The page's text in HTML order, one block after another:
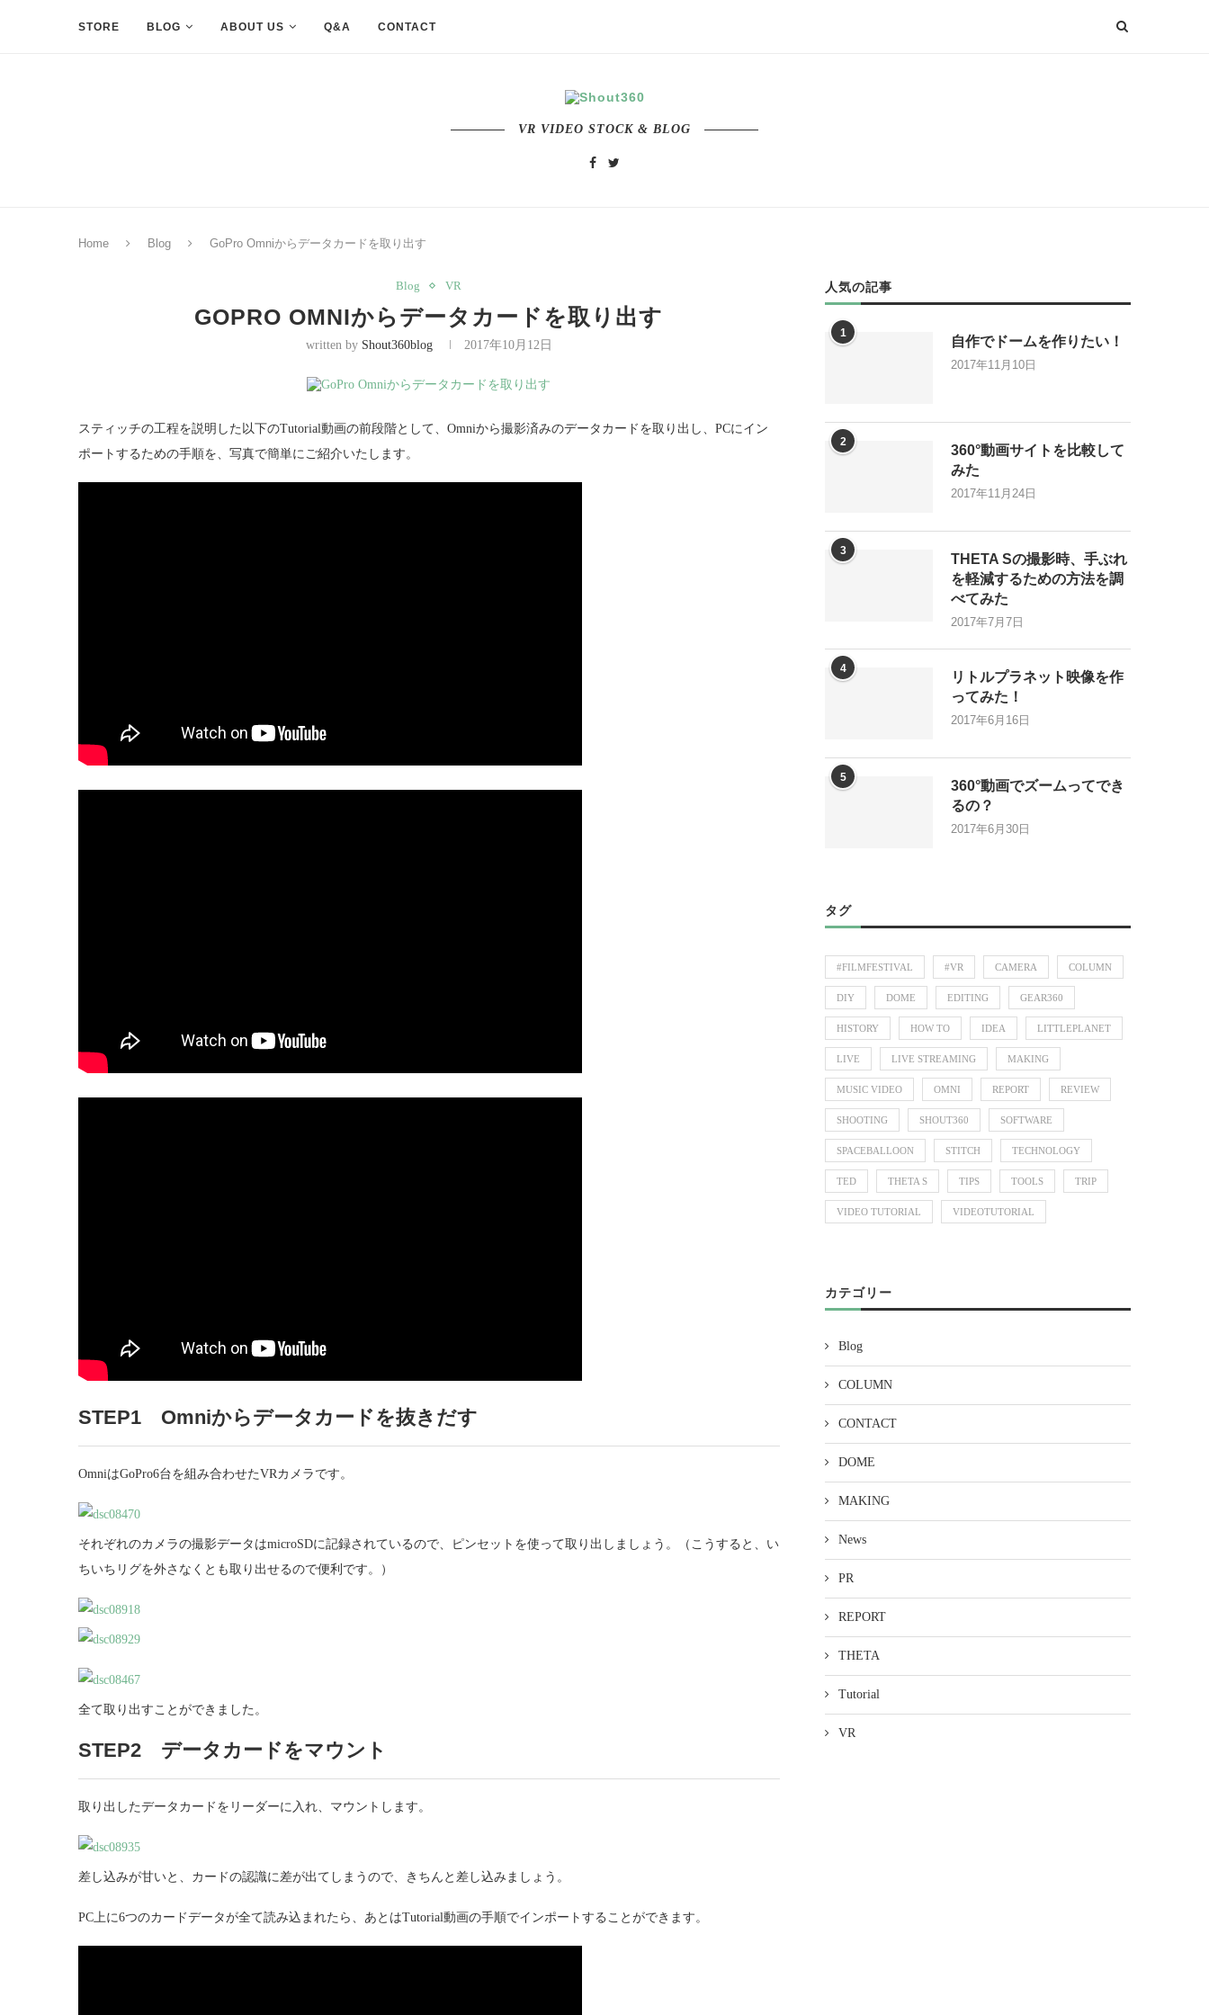
STORE BLOG ABOUT US Q&A CONTACT
VR VIDEO STOCK & BLOG
Home Blog GoPro Omniからデータカードを取り出す
Blog VR
GOPRO OMNIからデータカードを取り出す
written by Shout360blog 2017年10月12日
スティッチの工程を説明した以下のTutorial動画の前段階として、Omniから撮影済みのデータカードを取り出し、PCにイン
ポートするための手順を、写真で簡単にご紹介いたします。
STEP1 Omniからデータカードを抜きだす
OmniはGoPro6台を組み合わせたVRカメラです。
それぞれのカメラの撮影データはmicroSDに記録されているので、ピンセットを使って取り出しましょう。（こうすると、い
ちいちリグを外さなくとも取り出せるので便利です。）
全て取り出すことができました。
STEP2 データカードをマウント
取り出したデータカードをリーダーに入れ、マウントします。
差し込みが甘いと、カードの認識に差が出てしまうので、きちんと差し込みましょう。
PC上に6つのカードデータが全て読み込まれたら、あとはTutorial動画の手順でインポートすることができます。
人気の記事
1
自作でドームを作りたい！
2017年11月10日
2
360°動画サイトを比較して
みた
2017年11月24日
3
THETA Sの撮影時、手ぶれ
を軽減するための方法を調
べてみた
2017年7月7日
4
リトルプラネット映像を作
ってみた！
2017年6月16日
5
360°動画でズームってでき
るの？
2017年6月30日
タグ
#FILMFESTIVAL #VR CAMERA COLUMN
DIY DOME EDITING GEAR360
HISTORY HOW TO IDEA LITTLEPLANET
LIVE LIVE STREAMING MAKING
MUSIC VIDEO OMNI REPORT REVIEW
SHOOTING SHOUT360 SOFTWARE
SPACEBALLOON STITCH TECHNOLOGY
TED THETA S TIPS TOOLS TRIP
VIDEO TUTORIAL VIDEOTUTORIAL
カテゴリー
Blog
COLUMN
CONTACT
DOME
MAKING
News
PR
REPORT
THETA
Tutorial
VR